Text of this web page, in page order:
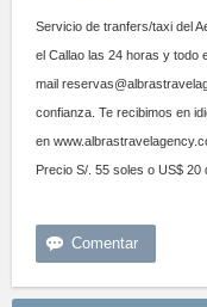
Servicio de tranfers/taxi del
el Callao las 24 horas y todo
mail
confianza. Te recibimos en
en
Precio S/. 55 soles o US$ 20